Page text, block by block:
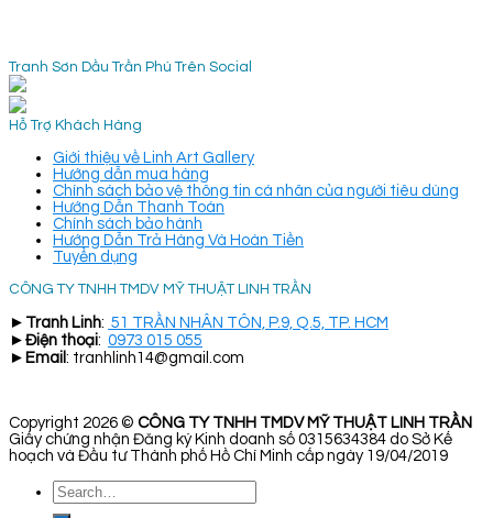
Tranh Sơn Dầu Trần Phú Trên Social
Hỗ Trợ Khách Hàng
Giới thiệu về Linh Art Gallery
Hướng dẫn mua hàng
Chính sách bảo vệ thông tin cá nhân của người tiêu dùng
Hướng Dẫn Thanh Toán
Chính sách bảo hành
Hướng Dẫn Trả Hàng Và Hoàn Tiền
Tuyển dụng
CÔNG TY TNHH TMDV MỸ THUẬT LINH TRẦN
► Tranh Linh: 51 TRẦN NHÂN TÔN, P.9, Q.5, TP. HCM
► Điện thoại: 0973 015 055
► Email : tranhlinh14@gmail.com
Copyright 2026 © CÔNG TY TNHH TMDV MỸ THUẬT LINH TRẦN
Giấy chứng nhận Đăng ký Kinh doanh số 0315634384 do Sở Kế
hoạch và Đầu tư Thành phố Hồ Chí Minh cấp ngày 19/04/2019
Search
for: